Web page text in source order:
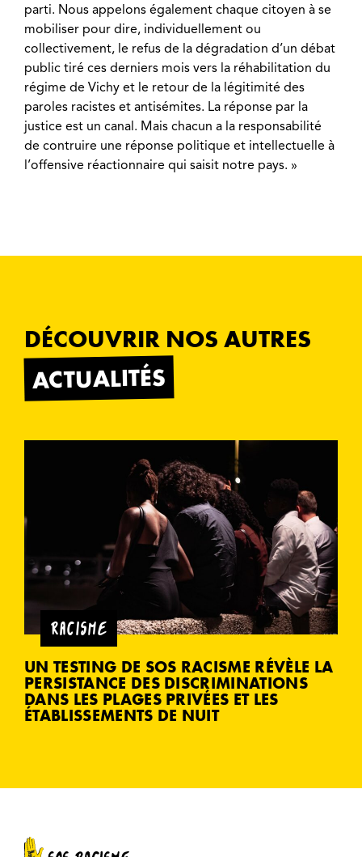
parti. Nous appelons également chaque citoyen à se
mobiliser pour dire, individuellement ou
collectivement, le refus de la dégradation d’un débat
public tiré ces derniers mois vers la réhabilitation du
régime de Vichy et le retour de la légitimité des
paroles racistes et antisémites. La réponse par la
justice est un canal. Mais chacun a la responsabilité
de contruire une réponse politique et intellectuelle à
l’offensive réactionnaire qui saisit notre pays. »
DÉCOUVRIR NOS AUTRES
ACTUALITÉS
RACISME
UN TESTING DE SOS RACISME RÉVÈLE LA
PERSISTANCE DES DISCRIMINATIONS
DANS LES PLAGES PRIVÉES ET LES
ÉTABLISSEMENTS DE NUIT